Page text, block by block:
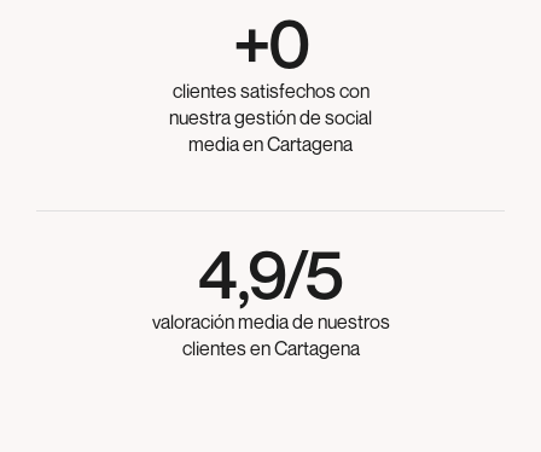
+0
clientes satisfechos con
nuestra gestión de social
media en Cartagena
4,9/5
valoración media de nuestros
clientes en Cartagena